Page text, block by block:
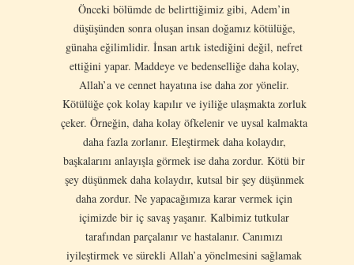
Önceki bölümde de belirttiğimiz gibi, Adem’in
düşüşünden sonra oluşan insan doğamız kötülüğe,
günaha eğilimlidir. İnsan artık istediğini değil, nefret
ettiğini yapar. Maddeye ve bedenselliğe daha kolay,
Allah’a ve cennet hayatına ise daha zor yönelir.
Kötülüğe çok kolay kapılır ve iyiliğe ulaşmakta zorluk
çeker. Örneğin, daha kolay öfkelenir ve uysal kalmakta
daha fazla zorlanır. Eleştirmek daha kolaydır,
başkalarını anlayışla görmek ise daha zordur. Kötü bir
şey düşünmek daha kolaydır, kutsal bir şey düşünmek
daha zordur. Ne yapacağımıza karar vermek için
içimizde bir iç savaş yaşanır. Kalbimiz tutkular
tarafından parçalanır ve hastalanır. Canımızı
iyileştirmek ve sürekli Allah’a yönelmesini sağlamak